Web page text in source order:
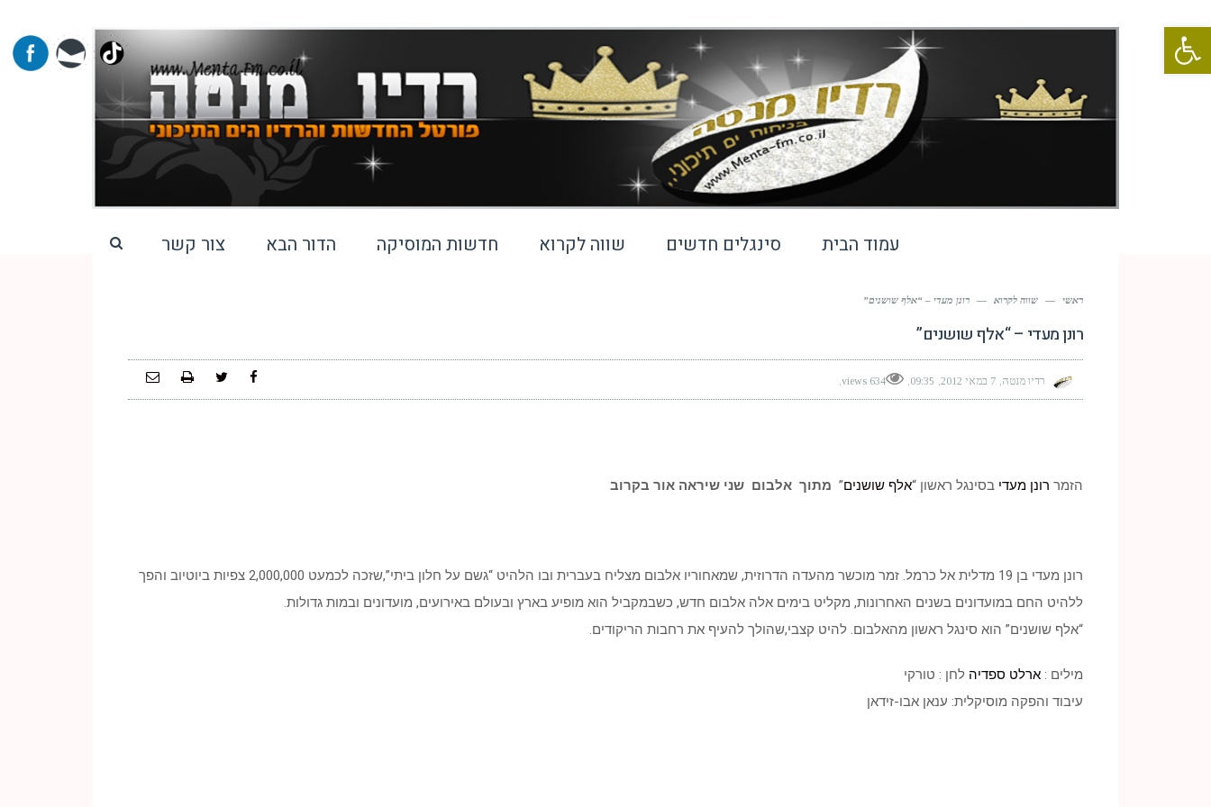
פתח סרגל נגישות
עמוד הבית סינגלים חדשים שווה לקרוא חדשות המוסיקה הדור הבא צור קשר
ראשי — שווה לקרוא — רונן מעדי – “אלף שושנים”
רונן מעדי – “אלף שושנים”
רדיו מנטה 7 במאי 2012 09:35
634 views
הזמר רונן מעדי בסינגל ראשון “אלף שושנים” מתוך אלבום שני שיראה אור בקרוב
רונן מעדי בן 19 מדלית אל כרמל. זמר מוכשר מהעדה הדרוזית, שמאחוריו אלבום מצליח בעברית ובו הלהיט “גשם על חלון ביתי”,שזכה לכמעט 2,000,000 צפיות ביוטיוב והפך
ללהיט החם במועדונים בשנים האחרונות, מקליט בימים אלה אלבום חדש, כשבמקביל הוא מופיע בארץ ובעולם באירועים, מועדונים ובמות גדולות.
“אלף שושנים” הוא סינגל ראשון מהאלבום. להיט קצבי,שהולך להעיף את רחבות הריקודים.
מילים : ארלט ספדיה לחן : טורקי
עיבוד והפקה מוסיקלית: ענאן אבו-זידאן